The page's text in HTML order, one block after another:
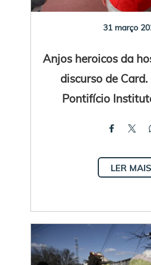
31 março
Anjos heroicos da
discurso de
Pontifício
LER MAIS